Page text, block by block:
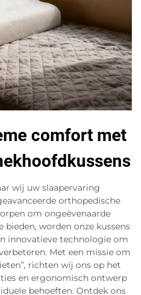
comfort met
wij uw slaapervaring
orthopedische
om ongeëvenaarde
worden onze kussens
innovatieve technologie om
Met een missie om
richten wij ons op het
en ergonomisch ontwerp
behoeften. Ontdek ons